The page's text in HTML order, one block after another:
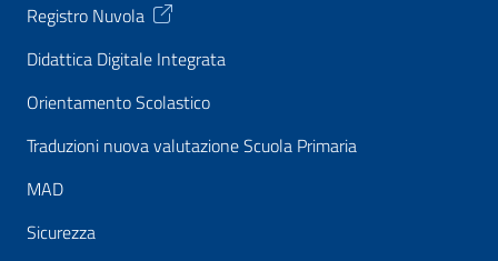
Registro Nuvola
Didattica Digitale Integrata
Orientamento Scolastico
Traduzioni nuova valutazione Scuola Primaria
MAD
Sicurezza